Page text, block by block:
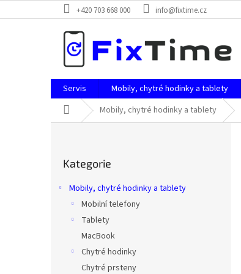
na
+420 703 668 000 info@fixtime.cz
Servis Mobily, chytré hodinky a tablety
Domů Mobily, chytré hodinky a tablety
kategorie
Kategorie
Mobily, chytré hodinky a tablety
Mobilní telefony
Tablety
MacBook
Chytré hodinky
Chytré prsteny